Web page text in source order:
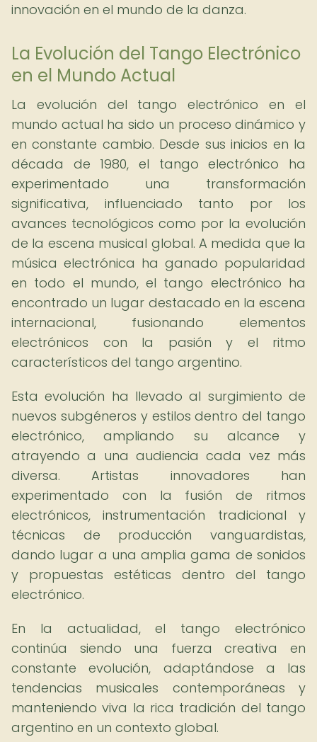
innovación en el mundo de la danza.
La Evolución del Tango Electrónico
en el Mundo Actual
La evolución del tango electrónico en el
mundo actual ha sido un proceso dinámico y
en constante cambio. Desde sus inicios en la
década de 1980, el tango electrónico ha
experimentado una transformación
significativa, influenciado tanto por los
avances tecnológicos como por la evolución
de la escena musical global. A medida que la
música electrónica ha ganado popularidad
en todo el mundo, el tango electrónico ha
encontrado un lugar destacado en la escena
internacional, fusionando elementos
electrónicos con la pasión y el ritmo
característicos del tango argentino.
Esta evolución ha llevado al surgimiento de
nuevos subgéneros y estilos dentro del tango
electrónico, ampliando su alcance y
atrayendo a una audiencia cada vez más
diversa. Artistas innovadores han
experimentado con la fusión de ritmos
electrónicos, instrumentación tradicional y
técnicas de producción vanguardistas,
dando lugar a una amplia gama de sonidos
y propuestas estéticas dentro del tango
electrónico.
En la actualidad, el tango electrónico
continúa siendo una fuerza creativa en
constante evolución, adaptándose a las
tendencias musicales contemporáneas y
manteniendo viva la rica tradición del tango
argentino en un contexto global.